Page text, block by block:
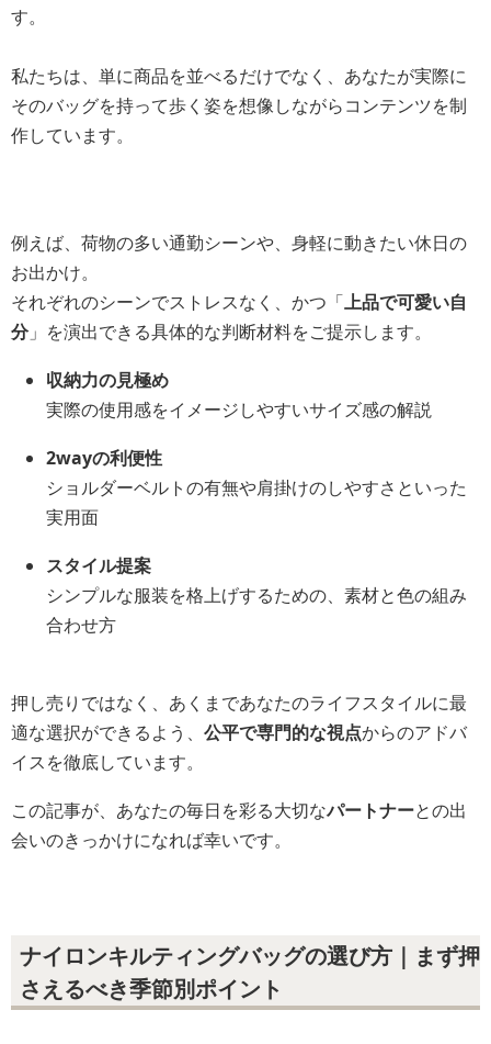
す。
私たちは、単に商品を並べるだけでなく、あなたが実際に
そのバッグを持って歩く姿を想像しながらコンテンツを制
作しています。
例えば、荷物の多い通勤シーンや、身軽に動きたい休日の
お出かけ。
それぞれのシーンでストレスなく、かつ「上品で可愛い自
分」を演出できる具体的な判断材料をご提示します。
収納力の見極め
実際の使用感をイメージしやすいサイズ感の解説
2wayの利便性
ショルダーベルトの有無や肩掛けのしやすさといった
実用面
スタイル提案
シンプルな服装を格上げするための、素材と色の組み
合わせ方
押し売りではなく、あくまであなたのライフスタイルに最
適な選択ができるよう、 公平で専門的な視点からのアドバ
イスを徹底しています。
この記事が、あなたの毎日を彩る大切なパートナーとの出
会いのきっかけになれば幸いです。
ナイロンキルティングバッグの選び方｜まず押
さえるべき季節別ポイント